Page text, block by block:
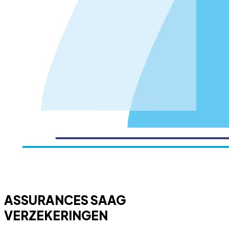
ASSURANCES SAAG
VERZEKERINGEN